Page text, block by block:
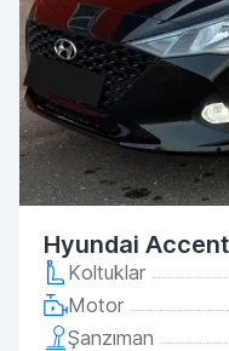
Hyundai
Koltuklar
Motor
Şanzıman